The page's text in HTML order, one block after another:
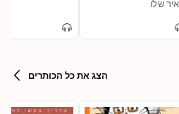
שלו
הצג את כל הכותרים